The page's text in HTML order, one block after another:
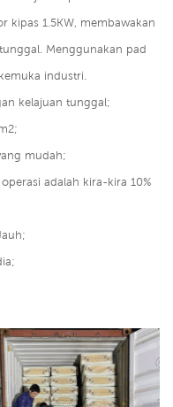
kipas 1.5KW, membawakan
Menggunakan pad
industri.
kelajuan tunggal;
mudah;
adalah kira-kira 10%